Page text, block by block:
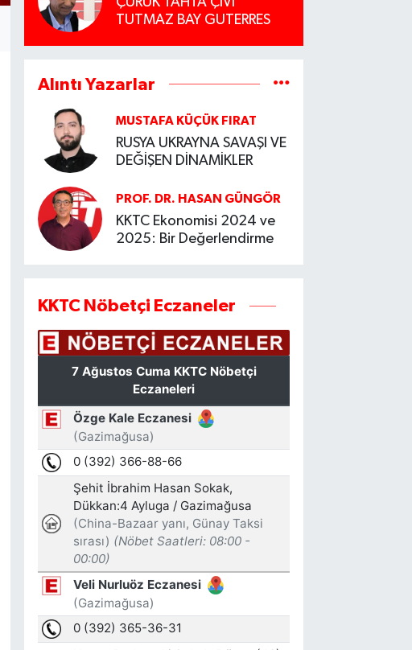
TUTMAZ BAY GUTERRES
Alıntı Yazarlar
MUSTAFA KÜÇÜK FIRAT
RUSYA UKRAYNA SAVAŞI VE
DEĞİŞEN DİNAMİKLER
PROF. DR. HASAN GÜNGÖR
KKTC Ekonomisi 2024 ve
2025: Bir Değerlendirme
KKTC Nöbetçi Eczaneler